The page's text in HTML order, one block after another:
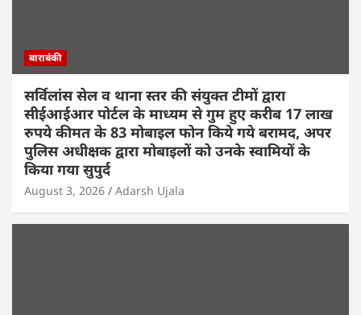
बाराबंकी
सर्विलांस सेल व थाना स्तर की संयुक्त टीमों द्वारा
सीईआईआर पोर्टल के माध्यम से गुम हुए करीब 17 लाख
रुपये कीमत के 83 मोबाइल फोन किये गये बरामद, अपर
पुलिस अधीक्षक द्वारा मोबाइलों को उनके स्वामियों के
किया गया सुपुर्द
August 3, 2026 Adarsh Ujala